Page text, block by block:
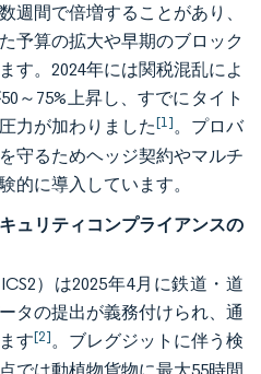
週間で倍増することがあり、
予算の拡大や早期のブロック
す。2024年には関税混乱によ
～75%上昇し、すでにタイト
力が加わりました[1]。プロバ
守るためヘッジ契約やマルチ
的に導入しています。
ュリティコンプライアンスの
）は2025年4月に鉄道・道
タの提出が義務付けられ、通
す[2]。ブレグジットに伴う検